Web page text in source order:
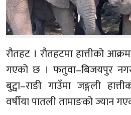
रौतहट । रौतहटमा हात्तीको
गएको छ । फतुवा–बिजयपुर
बुट्वा–राङी गाउँमा जङ्गली
वर्षीया पातली तामाङको ज्यान